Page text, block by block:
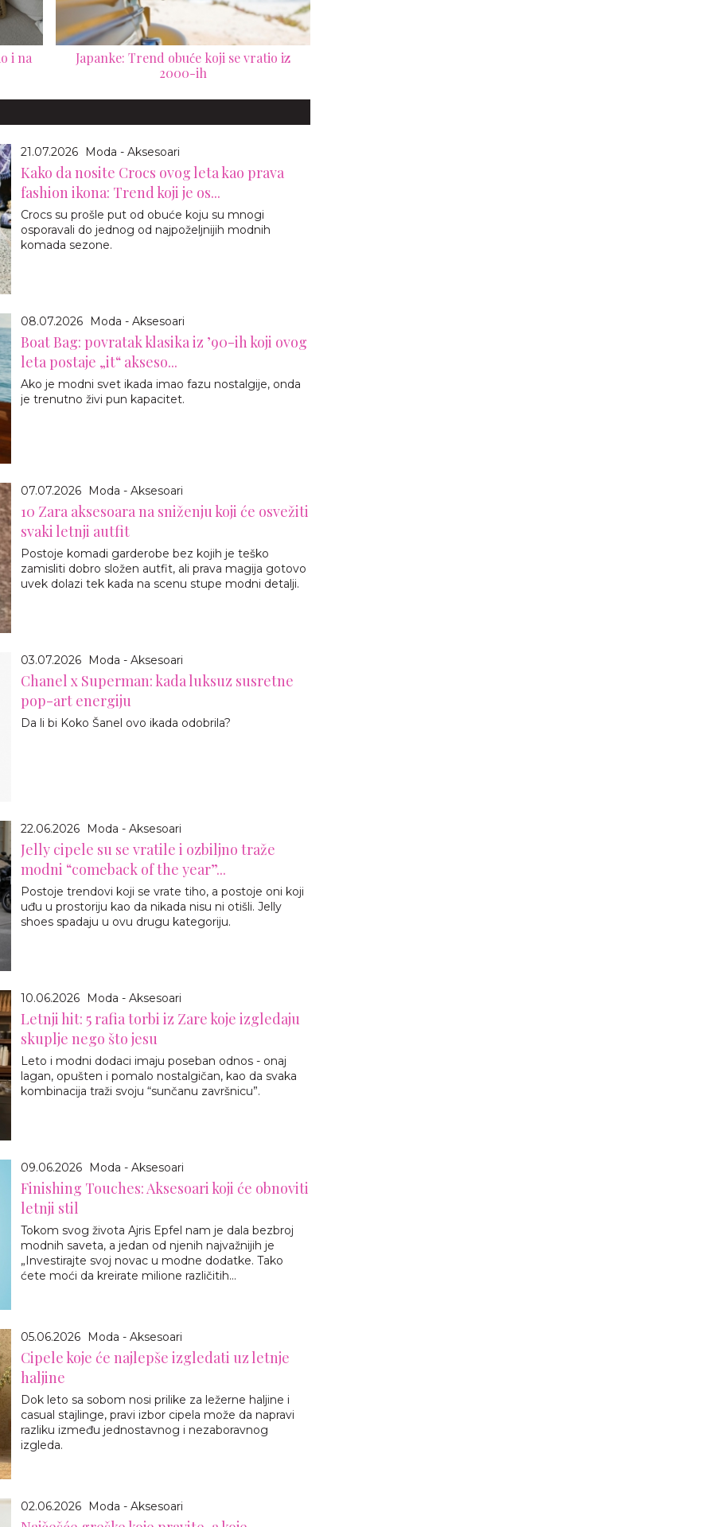
i na
Japanke: Trend obuće koji se vratio iz
2000-ih
21.07.2026 Moda - Aksesoari
Kako da nosite Crocs ovog leta kao prava
fashion ikona: Trend koji je os...
Crocs su prošle put od obuće koju su mnogi
osporavali do jednog od najpoželjnijih modnih
komada sezone.
08.07.2026 Moda - Aksesoari
Boat Bag: povratak klasika iz ’90-ih koji ovog
leta postaje „it“ akseso...
Ako je modni svet ikada imao fazu nostalgije, onda
je trenutno živi pun kapacitet.
07.07.2026 Moda - Aksesoari
10 Zara aksesoara na sniženju koji će osvežiti
svaki letnji autfit
Postoje komadi garderobe bez kojih je teško
zamisliti dobro složen autfit, ali prava magija gotovo
uvek dolazi tek kada na scenu stupe modni detalji.
03.07.2026 Moda - Aksesoari
Chanel x Superman: kada luksuz susretne
pop-art energiju
Da li bi Koko Šanel ovo ikada odobrila?
22.06.2026 Moda - Aksesoari
Jelly cipele su se vratile i ozbiljno traže
modni “comeback of the year”...
Postoje trendovi koji se vrate tiho, a postoje oni koji
uđu u prostoriju kao da nikada nisu ni otišli. Jelly
shoes spadaju u ovu drugu kategoriju.
10.06.2026 Moda - Aksesoari
Letnji hit: 5 rafia torbi iz Zare koje izgledaju
skuplje nego što jesu
Leto i modni dodaci imaju poseban odnos - onaj
lagan, opušten i pomalo nostalgičan, kao da svaka
kombinacija traži svoju “sunčanu završnicu”.
09.06.2026 Moda - Aksesoari
Finishing Touches: Aksesoari koji će obnoviti
letnji stil
Tokom svog života Ajris Epfel nam je dala bezbroj
modnih saveta, a jedan od njenih najvažnijih je
„Investirajte svoj novac u modne dodatke. Tako
ćete moći da kreirate milione različitih...
05.06.2026 Moda - Aksesoari
Cipele koje će najlepše izgledati uz letnje
haljine
Dok leto sa sobom nosi prilike za ležerne haljine i
casual stajlinge, pravi izbor cipela može da napravi
razliku između jednostavnog i nezaboravnog
izgleda.
02.06.2026 Moda - Aksesoari